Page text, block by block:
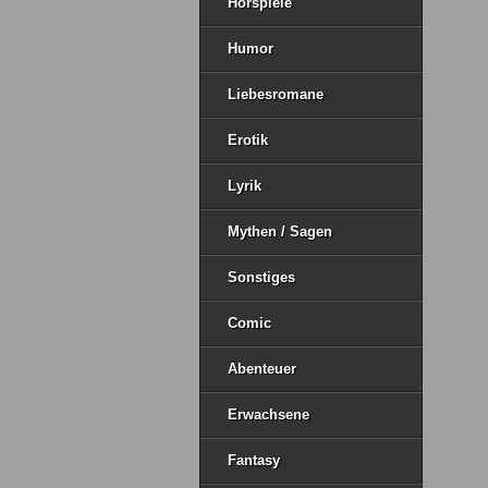
Humor
Liebesromane
Erotik
Lyrik
Mythen / Sagen
Sonstiges
Comic
Abenteuer
Erwachsene
Fantasy